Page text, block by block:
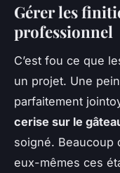
Gérer les
professionnel
C’est fou ce que
un projet. Une
parfaitement
cerise sur le
soigné. Beaucoup
eux-mêmes ces